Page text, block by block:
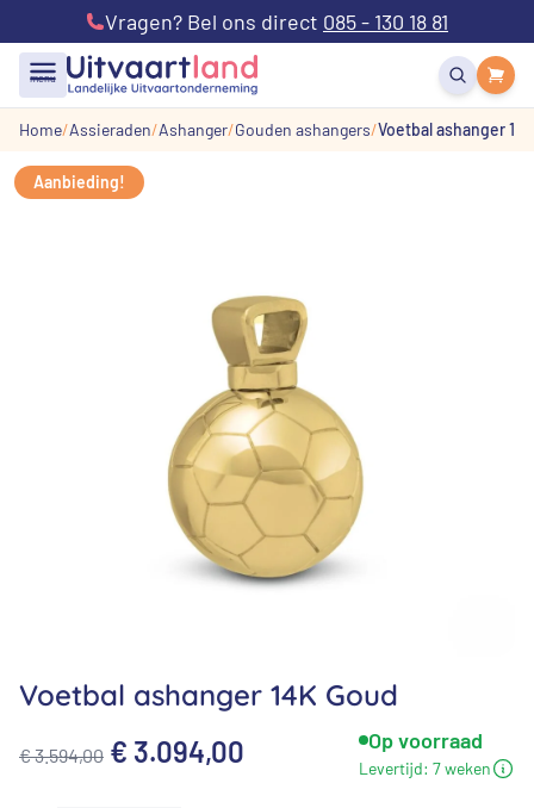
Vragen? Bel ons direct 085 - 130 18 81
menu
Home Assieraden Ashanger Gouden ashangers Voetbal ashanger
Aanbieding!
Voetbal ashanger 14K Goud
€3.594,00 Oorspronkelijke
€ 3.094,00 Op voorraad
Levertijd: 7 weken